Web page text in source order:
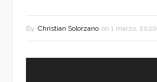
By Christian Solorzano on 1 marzo, 2020